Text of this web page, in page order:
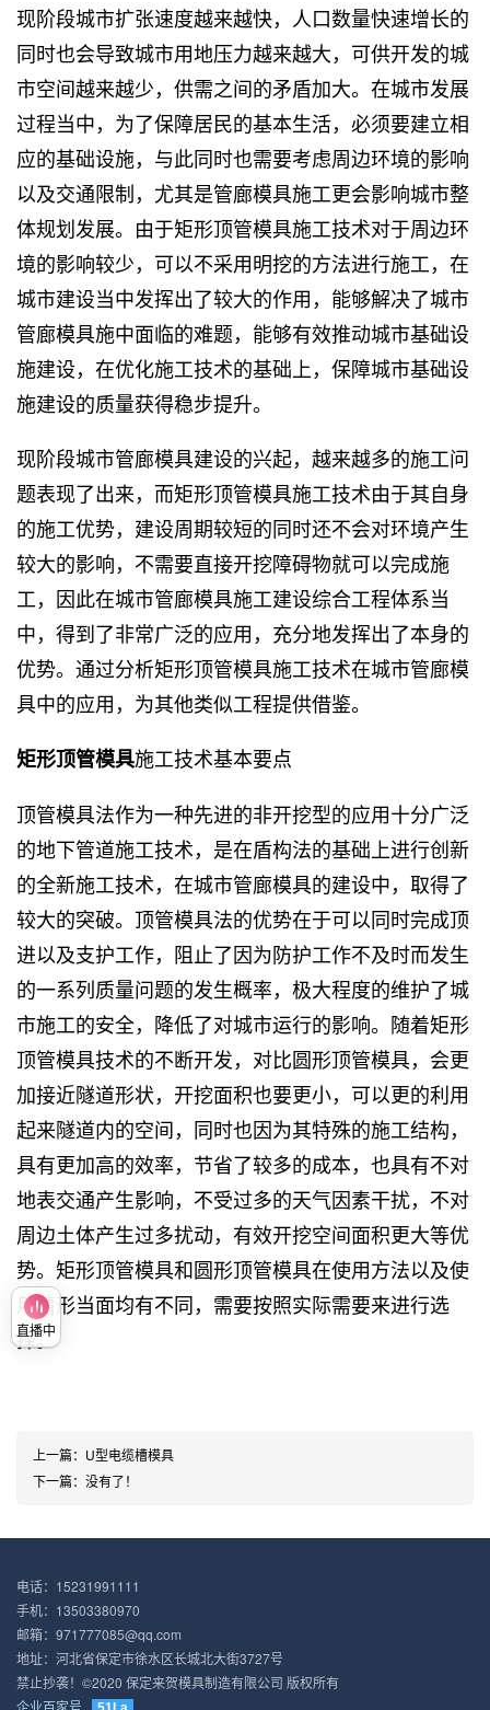
现阶段城市扩张速度越来越快，人口数量快速增长的
同时也会导致城市用地压力越来越大，可供开发的城
市空间越来越少，供需之间的矛盾加大。在城市发展
过程当中，为了保障居民的基本生活，必须要建立相
应的基础设施，与此同时也需要考虑周边环境的影响
以及交通限制，尤其是管廊模具施工更会影响城市整
体规划发展。由于矩形顶管模具施工技术对于周边环
境的影响较少，可以不采用明挖的方法进行施工，在
城市建设当中发挥出了较大的作用，能够解决了城市
管廊模具施中面临的难题，能够有效推动城市基础设
施建设，在优化施工技术的基础上，保障城市基础设
施建设的质量获得稳步提升。
现阶段城市管廊模具建设的兴起，越来越多的施工问
题表现了出来，而矩形顶管模具施工技术由于其自身
的施工优势，建设周期较短的同时还不会对环境产生
较大的影响，不需要直接开挖障碍物就可以完成施
工，因此在城市管廊模具施工建设综合工程体系当
中，得到了非常广泛的应用，充分地发挥出了本身的
优势。通过分析矩形顶管模具施工技术在城市管廊模
具中的应用，为其他类似工程提供借鉴。
矩形顶管模具施工技术基本要点
顶管模具法作为一种先进的非开挖型的应用十分广泛
的地下管道施工技术，是在盾构法的基础上进行创新
的全新施工技术，在城市管廊模具的建设中，取得了
较大的突破。顶管模具法的优势在于可以同时完成顶
进以及支护工作，阻止了因为防护工作不及时而发生
的一系列质量问题的发生概率，极大程度的维护了城
市施工的安全，降低了对城市运行的影响。随着矩形
顶管模具技术的不断开发，对比圆形顶管模具，会更
加接近隧道形状，开挖面积也要更小，可以更的利用
起来隧道内的空间，同时也因为其特殊的施工结构，
具有更加高的效率，节省了较多的成本，也具有不对
地表交通产生影响，不受过多的天气因素干扰，不对
周边土体产生过多扰动，有效开挖空间面积更大等优
势。矩形顶管模具和圆形顶管模具在使用方法以及使
用情形当面均有不同，需要按照实际需要来进行选
择。
上一篇： U型电缆槽模具
下一篇： 没有了！
电话：15231991111
手机：13503380970
邮箱：971777085@qq.com
地址：河北省保定市徐水区长城北大街3727号
禁止抄袭！©2020 保定来贺模具制造有限公司 版权所有
企业百家号
直播中